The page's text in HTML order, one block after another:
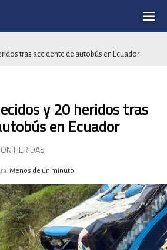
tras accidente de autobús en Ecuador
y 20 heridos tras
en Ecuador
HERIDAS
Menos de un minuto